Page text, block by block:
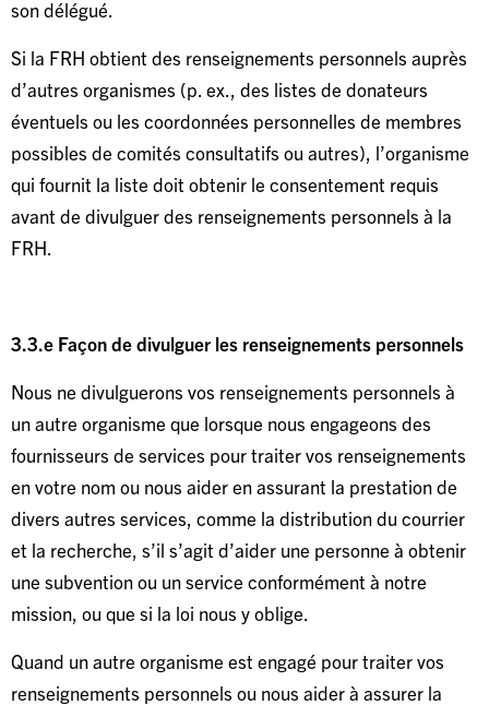
son délégué.
Si la FRH obtient des renseignements personnels auprès
d’autres organismes (p. ex., des listes de donateurs
éventuels ou les coordonnées personnelles de membres
possibles de comités consultatifs ou autres), l’organisme
qui fournit la liste doit obtenir le consentement requis
avant de divulguer des renseignements personnels à la
FRH.
3.3.e Façon de divulguer les renseignements personnels
Nous ne divulguerons vos renseignements personnels à
un autre organisme que lorsque nous engageons des
fournisseurs de services pour traiter vos renseignements
en votre nom ou nous aider en assurant la prestation de
divers autres services, comme la distribution du courrier
et la recherche, s’il s’agit d’aider une personne à obtenir
une subvention ou un service conformément à notre
mission, ou que si la loi nous y oblige.
Quand un autre organisme est engagé pour traiter vos
renseignements personnels ou nous aider à assurer la